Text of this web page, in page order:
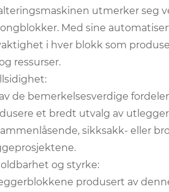
utmerker seg
Med sine
i hver blokk som
ressurser.
de bemerkelsesverdige
et bredt utvalg av
sikksakk- eller
og styrke:
produsert av